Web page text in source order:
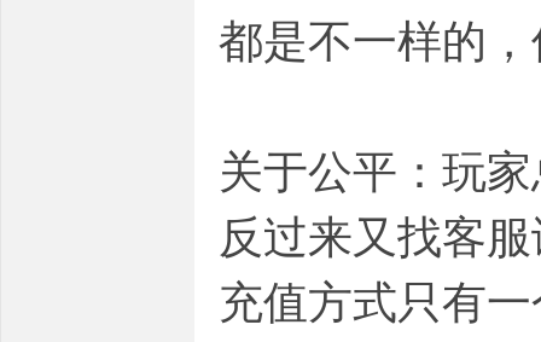
都是不一样的
关于公平：玩
反过来又找客
充值方式只有